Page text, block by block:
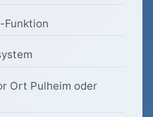
Funktion
Ort Pulheim oder